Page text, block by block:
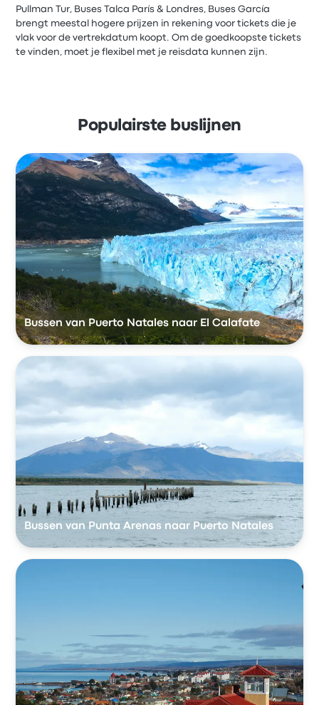
Pullman Tur, Buses Talca París & Londres, Buses García
brengt meestal hogere prijzen in rekening voor tickets die je
vlak voor de vertrekdatum koopt. Om de goedkoopste tickets
te vinden, moet je flexibel met je reisdata kunnen zijn.
Populairste buslijnen
Bussen van Puerto Natales naar El Calafate
Bussen van Punta Arenas naar Puerto Natales